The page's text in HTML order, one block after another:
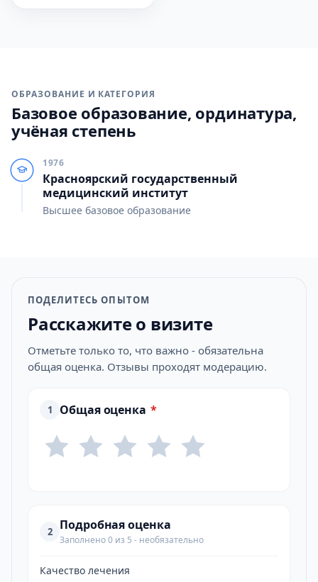
ОБРАЗОВАНИЕ И КАТЕГОРИЯ
Базовое образование, ординатура,
учёная степень
1976
Красноярский государственный
медицинский институт
Высшее базовое образование
ПОДЕЛИТЕСЬ ОПЫТОМ
Расскажите о визите
Отметьте только то, что важно - обязательна
общая оценка. Отзывы проходят модерацию.
1 Общая оценка *
2 Подробная оценка
Заполнено 0 из 5 - необязательно
Качество лечения